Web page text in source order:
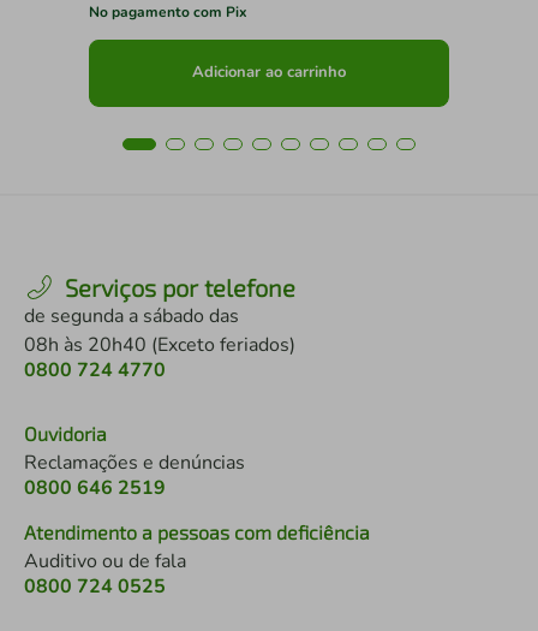
No pagamento com Pix
Adicionar ao carrinho
Serviços por telefone
de segunda a sábado das
08h às 20h40 (Exceto feriados)
0800 724 4770
Ouvidoria
Reclamações e denúncias
0800 646 2519
Atendimento a pessoas com deficiência
Auditivo ou de fala
0800 724 0525